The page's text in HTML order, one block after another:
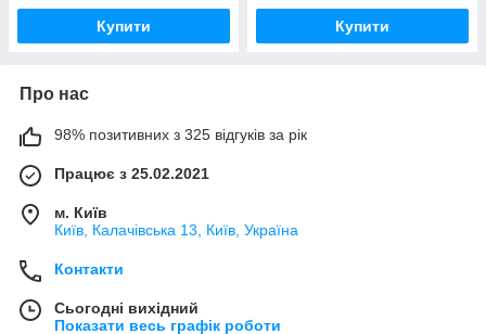
Купити Купити
Про нас
98% позитивних з 325 відгуків за рік
Працює з 25.02.2021
м. Київ
Київ, Калачівська 13, Київ, Україна
Контакти
Сьогодні вихідний
Показати весь графік роботи